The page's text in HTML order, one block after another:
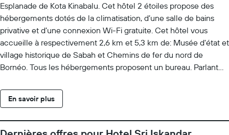
Esplanade de Kota Kinabalu. Cet hôtel 2 étoiles propose des
hébergements dotés de la climatisation, d’une salle de bains
privative et d’une connexion Wi-Fi gratuite. Cet hôtel vous
accueille à respectivement 2,6 km et 5,3 km de: Musée d'état et
village historique de Sabah et Chemins de fer du nord de
Bornéo. Tous les hébergements proposent un bureau. Parlant
de vous renseigner sur la région. Vous séjournerez à
respectivement 6,2 km et 10 km de ces lieux d’intérêt: Mosquée
Penampang - ITCC. L'aéroport le plus proche (Aéroport
En savoir plus